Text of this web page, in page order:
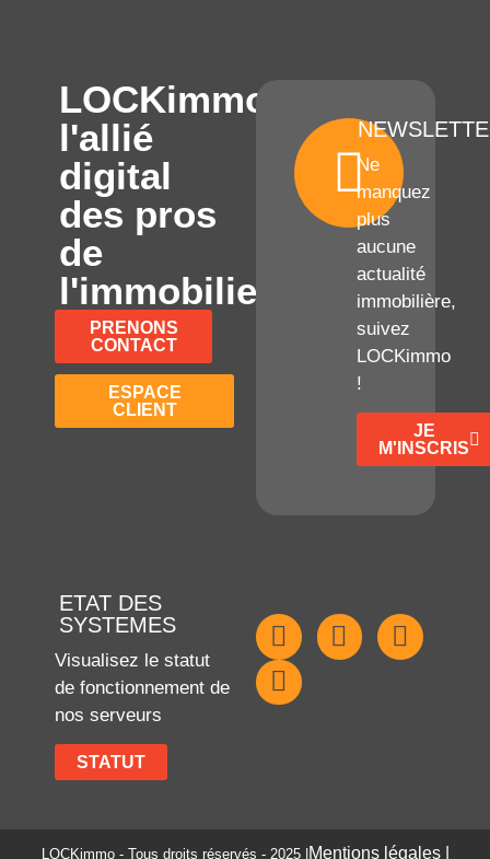
LOCKimmo,
l'allié
digital
des pros
de
l'immobilier
PRENONS
CONTACT
ESPACE
CLIENT
Ne
manquez
plus
aucune
actualité
immobilière,
suivez
LOCKimmo
!
JE
M'INSCRIS
ETAT DES
SYSTEMES
Visualisez le statut
de fonctionnement de
nos serveurs
STATUT
LOCKimmo - Tous droits réservés - 2025 | Mentions légales |